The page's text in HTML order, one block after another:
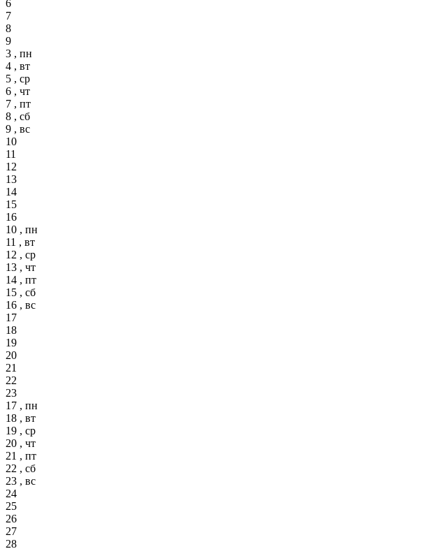
6
7
8
9
3 , пн
4 , вт
5 , ср
6 , чт
7 , пт
8 , сб
9 , вс
10
11
12
13
14
15
16
10 , пн
11 , вт
12 , ср
13 , чт
14 , пт
15 , сб
16 , вс
17
18
19
20
21
22
23
17 , пн
18 , вт
19 , ср
20 , чт
21 , пт
22 , сб
23 , вс
24
25
26
27
28